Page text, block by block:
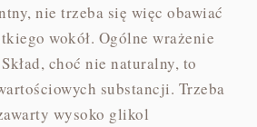
nie trzeba się więc obawiać
wokół. Ogólne wrażenie
choć nie naturalny, to
substancji. Trzeba
wysoko glikol